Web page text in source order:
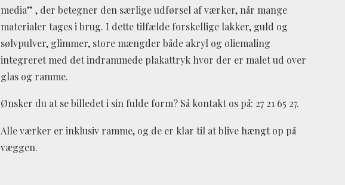
media” , der betegner den særlige udførsel af værker, når mange
materialer tages i brug. I dette tilfælde forskellige lakker, guld og
sølvpulver, glimmer, store mængder både akryl og oliemaling
integreret med det indrammede plakattryk hvor der er malet ud over
glas og ramme.
Ønsker du at se billedet i sin fulde form? Så kontakt os på: 27 21 65 27.
Alle værker er inklusiv ramme, og de er klar til at blive hængt op på
væggen.